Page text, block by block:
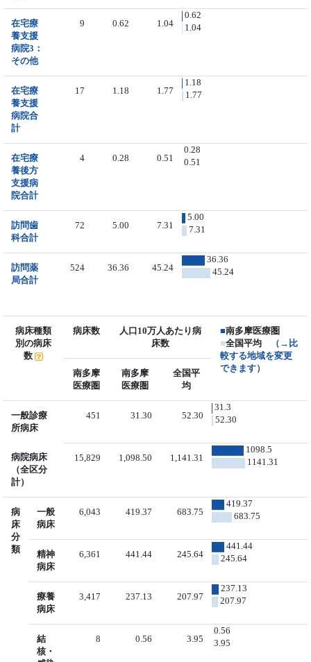
在宅療
養支援
病院3：
その他
9 0.62 1.04
0.62
1.04
在宅療
養支援
病院合
計
17 1.18 1.77
1.18
1.77
在宅療
養後方
支援病
院合計
4 0.28 0.51
0.28
0.51
訪問歯
科合計
72 5.00 7.31
5.00
7.31
訪問薬
局合計
524 36.36 45.24
36.36
45.24
病床種類
別の病床
数
病床数
人口10万人あたり病
床数
■南多摩医療圏
■全国平均
（→比
較する地域を変更
できます）
南多摩
医療圏
南多摩
医療圏
全国平
均
一般診療
所病床
451 31.30 52.30
31.3
52.30
病院病床
（全区分
計）
15,829 1,098.50 1,141.31
1098.5
1141.31
病
床
分
類
一般
病床
6,043 419.37 683.75
419.37
683.75
精神
病床
6,361 441.44 245.64
441.44
245.64
療養
病床
3,417 237.13 207.97
237.13
207.97
結
核・
8 0.56 3.95
0.56
3.95